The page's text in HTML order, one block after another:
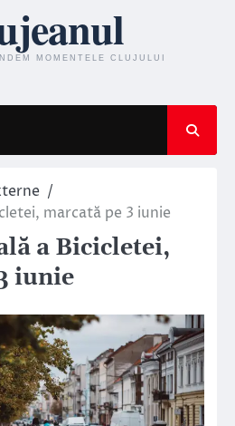
marcată pe 3 iunie
a Bicicletei,
iunie